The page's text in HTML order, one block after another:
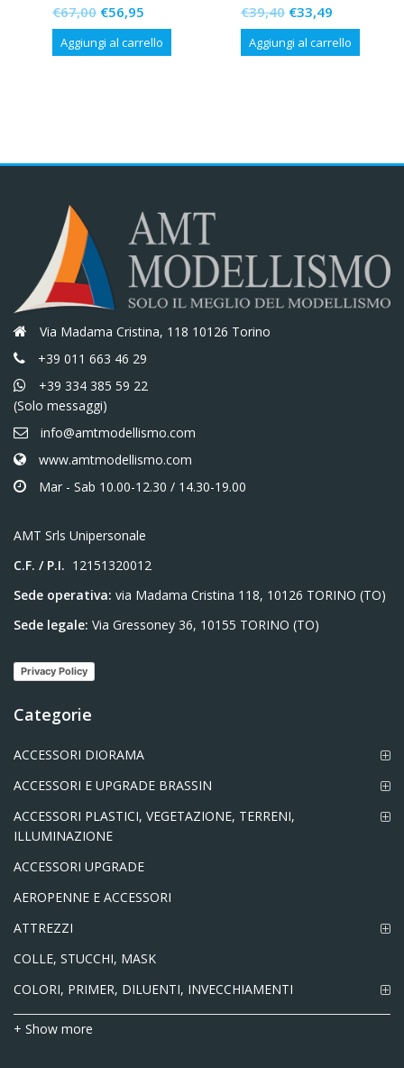
67,00Il
prezzo
originale
€56,95Il
prezzo
attuale
Aggiungi al carrello
39,40Il
prezzo
originale
€33,49Il
prezzo
attuale
Aggiungi al carrello
Via Madama Cristina, 118 10126 Torino
+39 011 663 46 29
+39 334 385 59 22
(Solo messaggi)
info@amtmodellismo.com
www.amtmodellismo.com
Mar - Sab 10.00-12.30 / 14.30-19.00
AMT Srls Unipersonale
C.F. / P.I. 12151320012
Sede operativa: via Madama Cristina 118, 10126 TORINO (TO)
Sede legale: Via Gressoney 36, 10155 TORINO (TO)
Privacy Policy
Categorie
ACCESSORI DIORAMA
ACCESSORI E UPGRADE BRASSIN
ACCESSORI PLASTICI, VEGETAZIONE, TERRENI,
ILLUMINAZIONE
ACCESSORI UPGRADE
AEROPENNE E ACCESSORI
ATTREZZI
COLLE, STUCCHI, MASK
COLORI, PRIMER, DILUENTI, INVECCHIAMENTI
+ Show more